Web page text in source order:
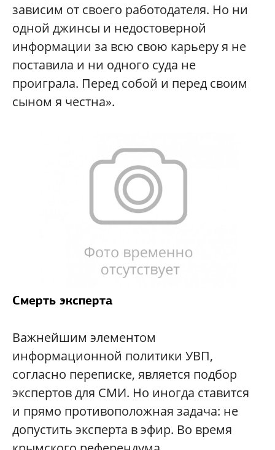
зависим от своего работодателя. Но ни
одной джинсы и недостоверной
информации за всю свою карьеру я не
поставила и ни одного суда не
проиграла. Перед собой и перед своим
сыном я честна».
Смерть эксперта
Важнейшим элементом
информационной политики УВП,
согласно переписке, является подбор
экспертов для СМИ. Но иногда ставится
и прямо противоположная задача: не
допустить эксперта в эфир. Во время